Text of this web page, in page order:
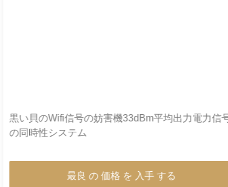
携帯電話のWifi信号の妨害機2.4G 2400 - 2500MHz
大きい干渉の半径
最良 の 価格 を 入手 する